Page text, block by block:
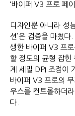
‘바이퍼 V3 프로 페
디자인뿐 아니라 성
션’은 검증을 마쳤
생한 바이퍼 V3 프
할 정도의 균형 잡힌
계 세밀 DPI 조정이
바이퍼 V3 프로의
우스를 컨트롤하더
다.